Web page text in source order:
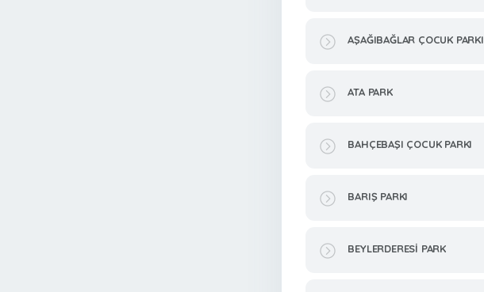
AŞAĞIBAĞLAR ÇOCUK PARKI
ATA PARK
BAHÇEBAŞI ÇOCUK PARKI
BARIŞ PARKI
BEYLERDERESİ PARK